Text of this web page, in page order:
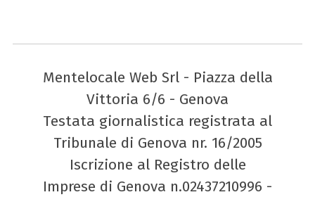
Mentelocale Web Srl - Piazza della
Vittoria 6/6 - Genova
Testata giornalistica registrata al
Tribunale di Genova nr. 16/2005
Iscrizione al Registro delle
Imprese di Genova n.02437210996 -